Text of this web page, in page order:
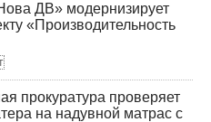
ДВ» модернизирует
«Производительность
прокуратура проверяет
на надувной матрас с